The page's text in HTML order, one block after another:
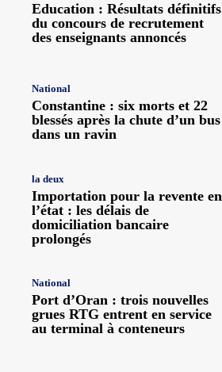
Education : Résultats définitifs
du concours de recrutement
des enseignants annoncés
National
Constantine : six morts et 22
blessés après la chute d’un bus
dans un ravin
la deux
Importation pour la revente en
l’état : les délais de
domiciliation bancaire
prolongés
National
Port d’Oran : trois nouvelles
grues RTG entrent en service
au terminal à conteneurs